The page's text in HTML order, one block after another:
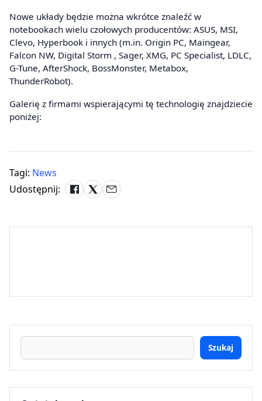
Nowe układy będzie można wkrótce znaleźć w
notebookach wielu czołowych producentów: ASUS, MSI,
Clevo, Hyperbook i innych (m.in. Origin PC, Maingear,
Falcon NW, Digital Storm , Sager, XMG, PC Specialist, LDLC,
G-Tune, AfterShock, BossMonster, Metabox,
ThunderRobot).
Galerię z firmami wspierającymi tę technologię znajdziecie
poniżej:
Tagi: News
Udostępnij:
Szukaj